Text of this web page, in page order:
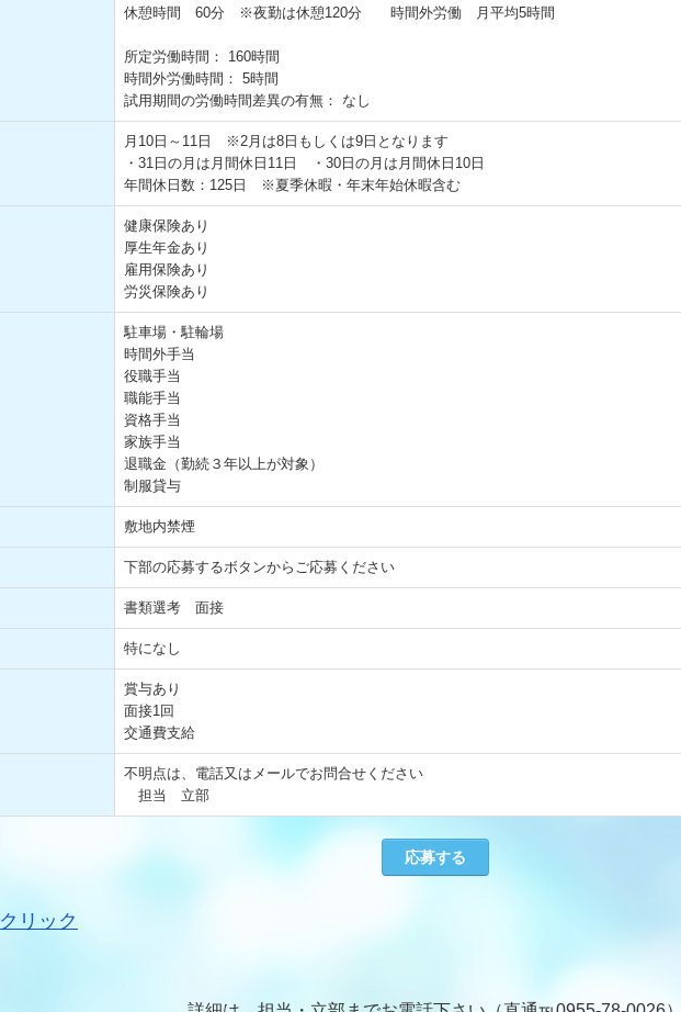
休憩時間 60分 ※夜勤は休憩120分 時間外労働 月平均5時間
所定労働時間： 160時間
時間外労働時間： 5時間
試用期間の労働時間差異の有無： なし
月10日～11日 ※2月は8日もしくは9日となります
・31日の月は月間休日11日 ・30日の月は月間休日10日
年間休日数：125日 ※夏季休暇・年末年始休暇含む
健康保険あり
厚生年金あり
雇用保険あり
労災保険あり
駐車場・駐輪場
時間外手当
役職手当
職能手当
資格手当
家族手当
退職金（勤続３年以上が対象）
制服貸与
敷地内禁煙
下部の応募するボタンからご応募ください
書類選考 面接
特になし
賞与あり
面接1回
交通費支給
不明点は、電話又はメールでお問合せください
担当 立部
応募する
クリック